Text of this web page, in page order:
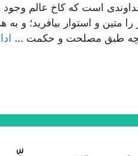
است كه كاخ عالم وجود
متین و استوار بیافرید؛ و
آنچه طبق مصلحت و حكمت …